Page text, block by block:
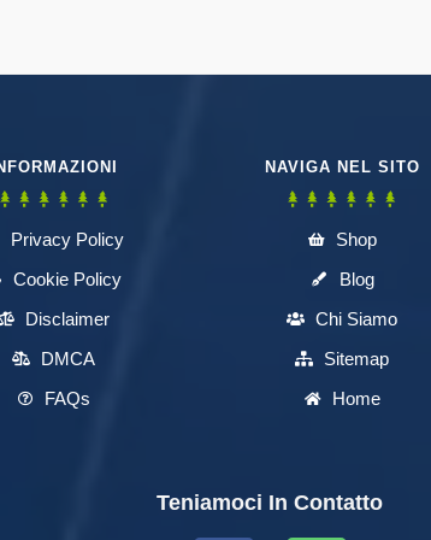
Privacy Policy
Cookie Policy
Disclaimer
DMCA
FAQs
NAVIGA NEL SITO
Shop
Blog
Chi Siamo
Sitemap
Home
Teniamoci In Contatto